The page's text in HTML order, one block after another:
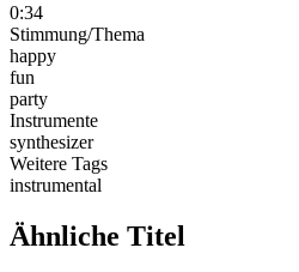
0:34
Stimmung/Thema
happy
fun
party
Instrumente
synthesizer
Weitere Tags
instrumental
Ähnliche Titel